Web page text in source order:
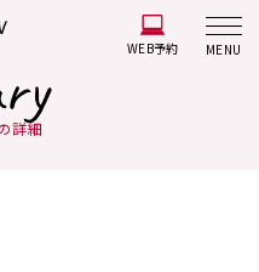
WEB予約 MENU
詳細